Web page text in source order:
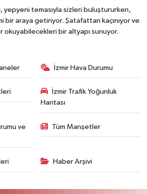
yepyeni temasıyla sizleri buluştururken,
bir araya getiriyor. Şatafattan kaçınıyor ve
okuyabilecekleri bir altyapı sunuyor.
İzmir Hava Durumu
İzmir Trafik Yoğunluk
Haritası
ve
Tüm Manşetler
Haber Arşivi